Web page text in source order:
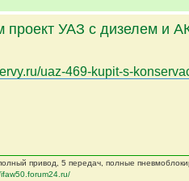
проект УАЗ с дизелем и
uaz-469-kupit-s-
привод, 5 передач, полные